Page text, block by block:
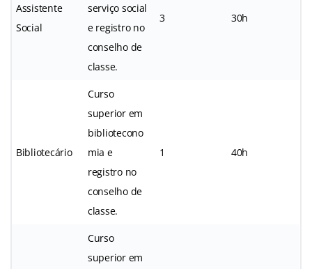
Assistente
Social
serviço social
e registro no
conselho de
classe.
3 30h
Bibliotecário
Curso
superior em
bibliotecono
mia e
registro no
conselho de
classe.
1 40h
Curso
superior em